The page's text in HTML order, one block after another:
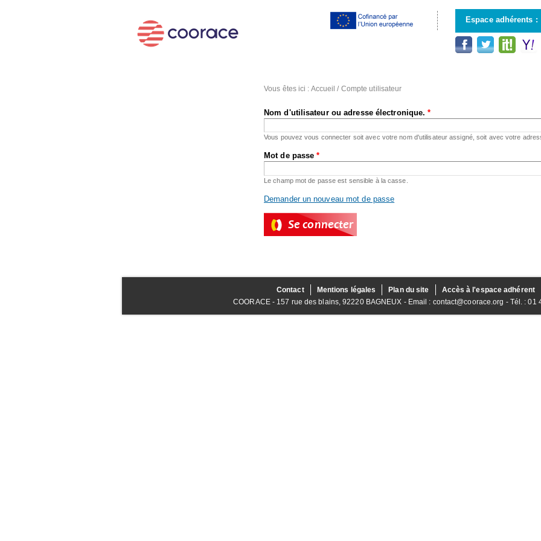
contenu
principal
Espace adhérents :
Vous êtes ici : Accueil / Compte utilisateur
Nom d'utilisateur ou adresse électronique.*
Vous pouvez vous connecter soit avec votre nom d'utilisateur assigné, soit avec votre
Mot de passe*
Le champ mot de passe est sensible à la casse.
Demander un nouveau mot de passe
Contact Mentions légales Plan du site
Accès à l'espace adhérent
COORACE - 157 rue des blains, 92220 BAGNEUX - Email : contact@coorace.org - Tél. : 01